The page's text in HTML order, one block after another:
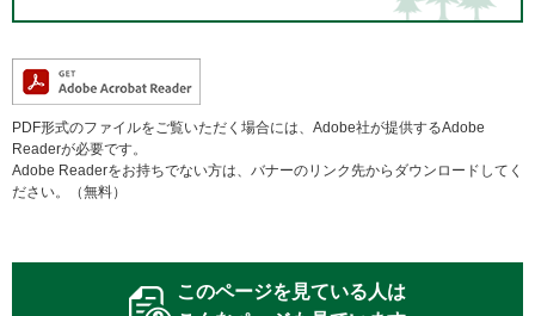
PDF形式のファイルをご覧いただく場合には、Adobe社が提供するAdobe
Readerが必要です。
Adobe Readerをお持ちでない方は、バナーのリンク先からダウンロードしてく
ださい。（無料）
このページを見ている人は